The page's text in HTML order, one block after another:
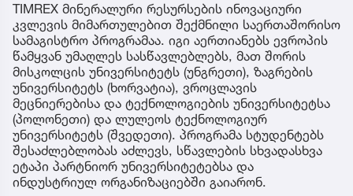
TIMREX მინერალური რესურსების ინოვაციური
კვლევის მიმართულებით შექმნილი საერთაშორისო
სამაგისტრო პროგრამაა. იგი აერთიანებს ევროპის
წამყვან უმაღლეს სასწავლებლებს, მათ შორის
მისკოლცის უნივერსიტეტს (უნგრეთი), ზაგრების
უნივერსიტეტს (ხორვატია), ვროცლავის
მეცნიერებისა და ტექნოლოგიების უნივერსიტეტსა
(პოლონეთი) და ლულეოს ტექნოლოგიურ
უნივერსიტეტს (შვედეთი). პროგრამა სტუდენტებს
შესაძლებლობას აძლევს, სწავლების სხვადასხვა
ეტაპი პარტნიორ უნივერსიტეტებსა და
ინდუსტრიულ ორგანიზაციებში გაიარონ.